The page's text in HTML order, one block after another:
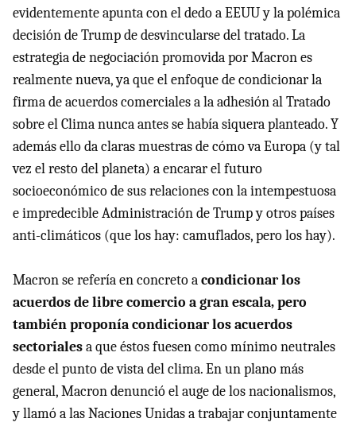
evidentemente apunta con el dedo a EEUU y la polémica
decisión de Trump de desvincularse del tratado. La
estrategia de negociación promovida por Macron es
realmente nueva, ya que el enfoque de condicionar la
firma de acuerdos comerciales a la adhesión al Tratado
sobre el Clima nunca antes se había siquera planteado. Y
además ello da claras muestras de cómo va Europa (y tal
vez el resto del planeta) a encarar el futuro
socioeconómico de sus relaciones con la intempestuosa
e impredecible Administración de Trump y otros países
anti-climáticos (que los hay: camuflados, pero los hay).
Macron se refería en concreto acondicionar los
acuerdos de libre comercio a gran escala, pero
también proponía condicionar los acuerdos
sectorialesa que éstos fuesen como mínimo neutrales
desde el punto de vista del clima. En un plano más
general, Macron denunció el auge de los nacionalismos,
y llamó a las Naciones Unidas a trabajar conjuntamente